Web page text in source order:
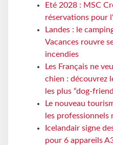
Eté 2028 : MSC
réservations pour
Landes : le
Vacances rouvre
incendies
Les Français ne
chien : découvrez
les plus “dog-
Le nouveau
les
Icelandair signe
pour 6 appareils